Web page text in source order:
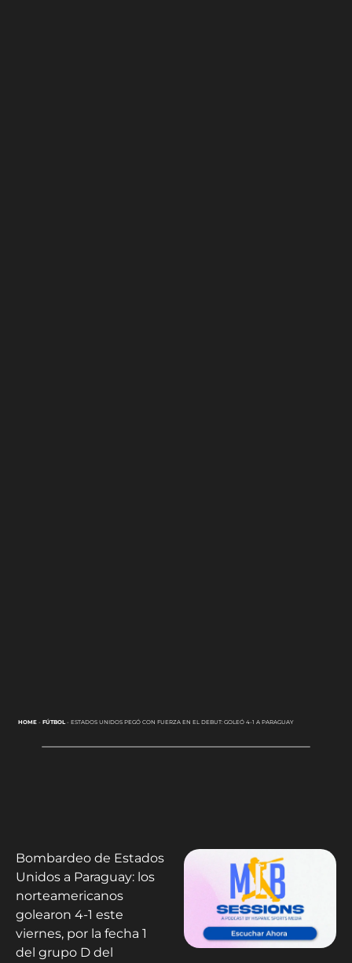
HOME- FÚTBOL - ESTADOS UNIDOS PEGÓ CON FUERZA EN EL DEBUT: GOLEÓ 4-1 A PARAGUAY
Bombardeo de Estados
Unidos a Paraguay: los
norteamericanos
golearon 4-1 este
viernes, por la fecha 1
del grupo D del